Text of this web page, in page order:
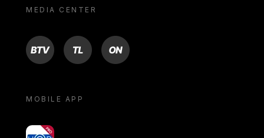
MEDIA CENTER
BTV TL ON
MOBILE APP
yoU@B